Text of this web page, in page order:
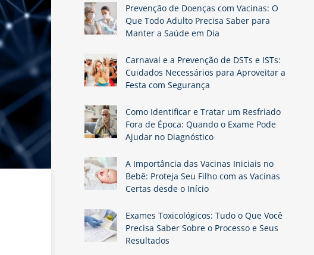
Prevenção de Doenças com Vacinas: O
Que Todo Adulto Precisa Saber para
Manter a Saúde em Dia
Carnaval e a Prevenção de DSTs e ISTs:
Cuidados Necessários para Aproveitar a
Festa com Segurança
Como Identificar e Tratar um Resfriado
Fora de Época: Quando o Exame Pode
Ajudar no Diagnóstico
A Importância das Vacinas Iniciais no
Bebê: Proteja Seu Filho com as Vacinas
Certas desde o Início
Exames Toxicológicos: Tudo o Que Você
Precisa Saber Sobre o Processo e Seus
Resultados